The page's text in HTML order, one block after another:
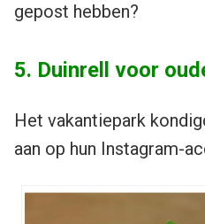
gepost hebben?
5. Duinrell voor
Het vakantiepark
aan op hun Instagram-